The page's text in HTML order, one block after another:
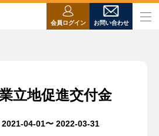
会員ログイン お問い合わせ
立地促進交付金
2021-04-01〜 2022-03-31